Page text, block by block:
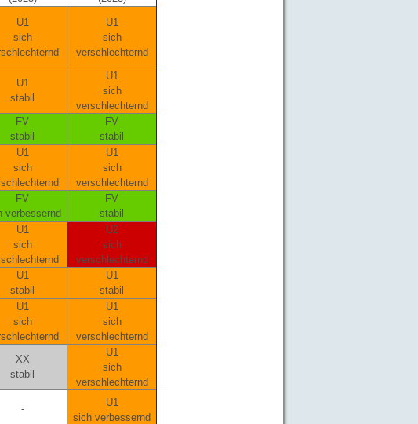
U1
sich
U1
sich
verschlechternd
U1
stabil
U1
sich
verschlechternd
FV
stabil
FV
stabil
U1
sich
U1
sich
verschlechternd
FV
verbessernd
FV
stabil
U1
sich
U2
sich
verschlechternd
U1
stabil
U1
stabil
U1
sich
U1
sich
verschlechternd
XX
stabil
U1
sich
verschlechternd
-
U1
sich verbessernd